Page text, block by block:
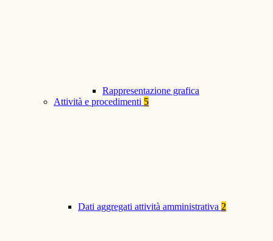
Rappresentazione grafica
Attività e procedimenti 5
Dati aggregati attività amministrativa 2